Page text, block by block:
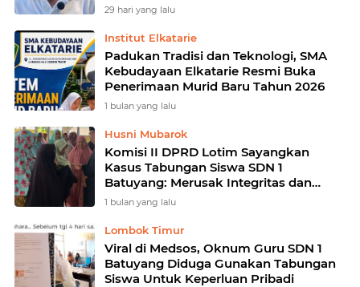
29 hari yang lalu
Institut Elkatarie
Padukan Tradisi dan Teknologi, SMA
Kebudayaan Elkatarie Resmi Buka
Penerimaan Murid Baru Tahun 2026
1 bulan yang lalu
Husni Mubarok
Komisi II DPRD Lotim Sayangkan
Kasus Tabungan Siswa SDN 1
Batuyang: Merusak Integritas dan
Melanggar Kode Etik Guru!
1 bulan yang lalu
Lombok Timur
Viral di Medsos, Oknum Guru SDN 1
Batuyang Diduga Gunakan Tabungan
Siswa Untuk Keperluan Pribadi